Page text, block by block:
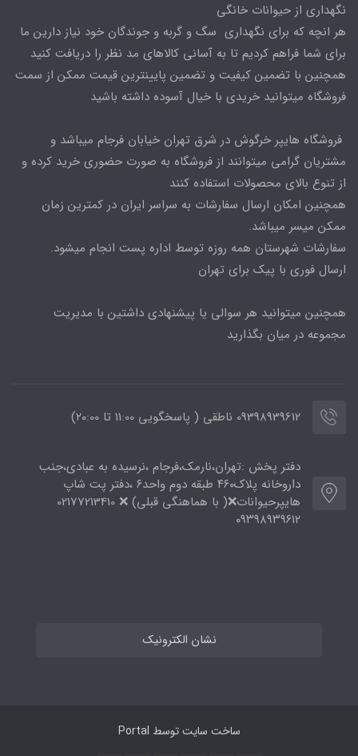
نگهداری از حیوانات خانگی
هر انچه که برای نگهداری سگ و گربه و جوندگان خود نیاز دارین ما
برای شما فراهم کردیم تا به آسانی کالاهای مد نظر را دریافت کنید
همچنین با تضمین کیفیت و تضمین پایینترین قیمت ممکن از سمت
فروشگاه میتوانید خریدی با خیال آسوده داشته باشید
فروشگاه هایپر خرگوش در شرق تهران خیابان فرجام میباشد و
مشتریان گرامی میتوانند از فروشگاه به صورت حضوری خرید کرده و
از تنوع بالای محصولات استفاده کنند
همچنین امکان ارسال سفارشات به سراسر ایران در کمترین زمان
ممکن میسر میباشد.
سفارشات شهرستان همه روزه توسط اداره پست انجام میشود.
ارسال فوری با پیک برای تهران
همچنین میتوانید هر سوالی یا پیشنهادی داشتین با مدیریت
مجموعه در میان بگذارید
09398939612 ناطقی ( پاسخگویی 11:00 تا ۲۰:00)
دفتر پخش :تهران،نارمک،فرجام ،نرسیده به عبادی،جنب
داروخانه پلاک۴۶۰ طبقه دوم واحد۶ ،دفتر پت شاپ
هایپرحیوانات❌( با هماهنگی قبلی) ❌ 02177213410
۰۹۳۹۸۹۳۹۶۱۲
نشان الکترونیک
ساخت سایت توسط Portal